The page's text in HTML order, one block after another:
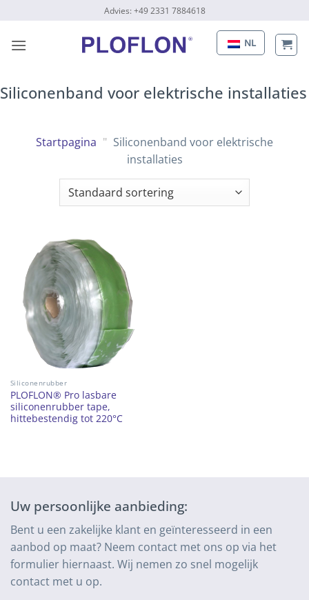
gaan
Advies: +49 2331 7884618
NL
Siliconenband voor elektrische installaties
Startpagina " Siliconenband voor elektrische
installaties
Siliconenrubber
PLOFLON® Pro lasbare
siliconenrubber tape,
hittebestendig tot 220°C
Uw persoonlijke aanbieding:
Bent u een zakelijke klant en geïnteresseerd in een
aanbod op maat? Neem contact met ons op via het
formulier hiernaast. Wij nemen zo snel mogelijk
contact met u op.